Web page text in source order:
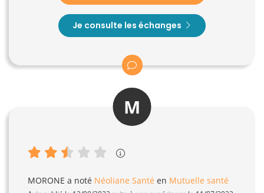
Je consulte les échanges
M
MORONE a noté Néoliane Santé en Mutuelle santé